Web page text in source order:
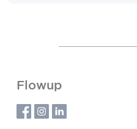
Flowup